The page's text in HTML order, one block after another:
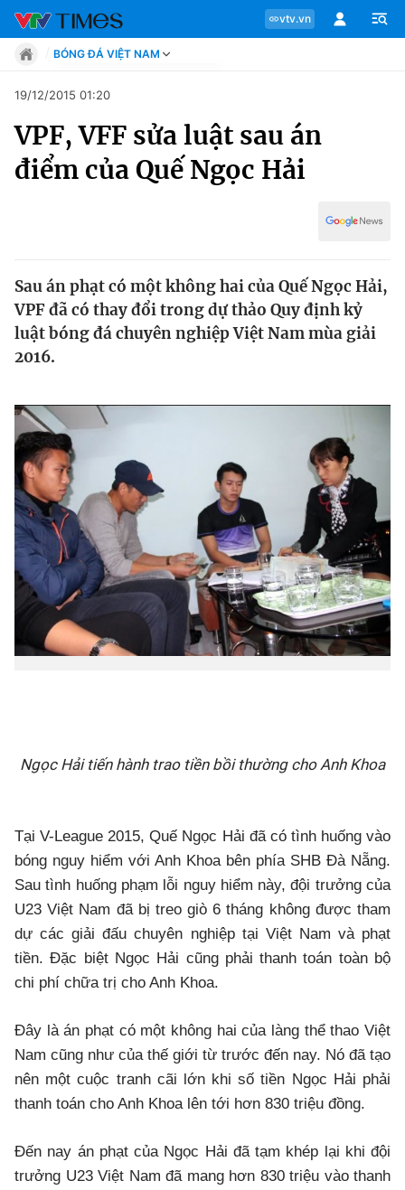
vtv.vn
Chuyên mục
Tin tức
Phong cách
Chân dung
Bóng đá
Thể thao Điện tử
Các môn khác
VIDEO
Bên lề
BÓNG ĐÁ VIỆT NAM
Move
Phong cách
Chân dung
Sự kiện
Bên lề
19/12/2015 01:20
VPF, VFF sửa luật sau án
điểm của Quế Ngọc Hải
Sau án phạt có một không hai của Quế Ngọc Hải,
VPF đã có thay đổi trong dự thảo Quy định kỷ
luật bóng đá chuyên nghiệp Việt Nam mùa giải
2016.
Ngọc Hải tiến hành trao tiền bồi thường cho Anh Khoa
Tại V-League 2015, Quế Ngọc Hải đã có tình huống vào
bóng nguy hiểm với Anh Khoa bên phía SHB Đà Nẵng.
Sau tình huống phạm lỗi nguy hiểm này, đội trưởng của
U23 Việt Nam đã bị treo giò 6 tháng không được tham
dự các giải đấu chuyên nghiệp tại Việt Nam và phạt
tiền. Đặc biệt Ngọc Hải cũng phải thanh toán toàn bộ
chi phí chữa trị cho Anh Khoa.
Đây là án phạt có một không hai của làng thể thao Việt
Nam cũng như của thế giới từ trước đến nay. Nó đã tạo
nên một cuộc tranh cãi lớn khi số tiền Ngọc Hải phải
thanh toán cho Anh Khoa lên tới hơn 830 triệu đồng.
Đến nay án phạt của Ngọc Hải đã tạm khép lại khi đội
trưởng U23 Việt Nam đã mang hơn 830 triệu vào thanh